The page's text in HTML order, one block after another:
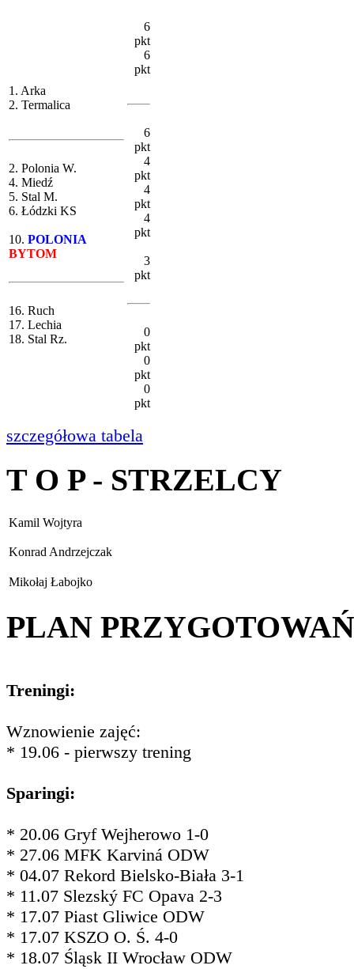
1. Arka
2. Termalica
2. Polonia W.
4. Miedź
5. Stal M.
6. Łódzki KS
10. POLONIA
BYTOM
16. Ruch
17. Lechia
18. Stal Rz.
6
pkt
6
pkt
6
pkt
4
pkt
4
pkt
4
pkt
3
pkt
0
pkt
0
pkt
0
pkt
szczegółowa tabela
T O P - STRZELCY
Kamil Wojtyra
Konrad Andrzejczak
Mikołaj Łabojko
PLAN PRZYGOTOWAŃ
Treningi:
Wznowienie zajęć:
* 19.06 - pierwszy trening
Sparingi:
* 20.06 Gryf Wejherowo 1-0
* 27.06 MFK Karviná ODW
* 04.07 Rekord Bielsko-Biała 3-1
* 11.07 Slezský FC Opava 2-3
* 17.07 Piast Gliwice ODW
* 17.07 KSZO O. Ś. 4-0
* 18.07 Śląsk II Wrocław ODW